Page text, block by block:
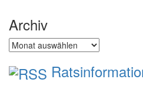
Archiv
Archiv